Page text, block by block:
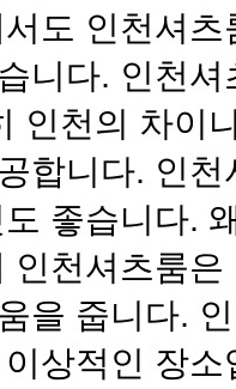
도 인천셔
니다. 인천
인천의 차이
합니다. 인
좋습니다.
인천셔츠룸
을 줍니다.
상적인 장